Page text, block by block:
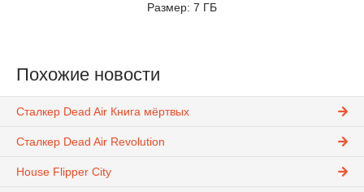
Размер: 7 ГБ
Похожие новости
Сталкер Dead Air Книга мёртвых
Сталкер Dead Air Revolution
House Flipper City